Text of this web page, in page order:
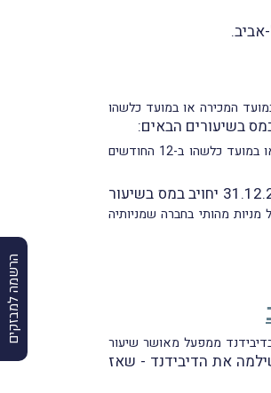
הרשמה למבזקים
אביב.
המכירה או במועד כלשהו
בשיעורים הבאים:
(או 30% אם הקרן הייתה במועד המכירה או במועד כלשהו ב-12 החודשים
2. אם, לעומת זאת, המניות נרכשו לפני 1.1.2005, חבות המס תחושב באופן ליניארי, כך שחֵלק רווח ההון הריאלי שנצמח עד ליום 31.12.2004 יחויב במס בשיעור
ב-12 החודשים שקָדמו לו, בעל מניות מהותי בחברה שמניותיה
ממפעל מאושר שיעור
מהותי בחברה ששילמה את הדיבידנד - שאז